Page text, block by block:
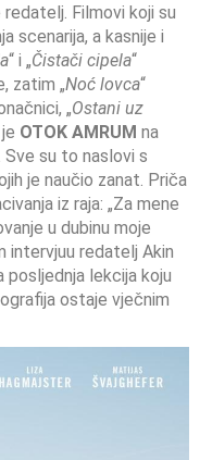
Filmovi koji su
scenarija, a kasnije i
“ i „Čistači cipela“
zatim „Noć lovca“
„Ostani uz
OTOK AMRUM na
su to naslovi s
je naučio zanat. Priča
iz raja: „Za mene
u dubinu moje
intervjuu redatelj Akin
posljednja lekcija koju
ostaje vječnim